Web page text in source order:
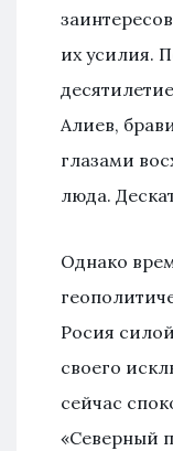
их усилия.
Алиев,
глазами
люда.
Однако
Росия
своего
сейчас
«Северный